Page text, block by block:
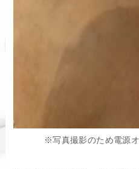
※写真撮影のため電源